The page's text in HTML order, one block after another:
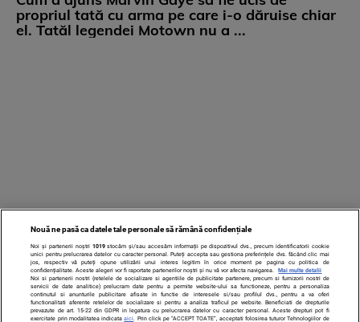
propriul tată cu arma pe care i-o dăruise chiar
el. Tatăl legendei Motown nu a ...
Nouă ne pasă ca datele tale personale să rămână confidențiale
Noi și partenerii noștri 1019stocăm și/sau accesăm informații pe dispozitivul dvs., precum identificatorii cookie
unici pentru prelucrarea datelor cu caracter personal. Puteți accepta sau gestiona preferințele dvs. făcând clic mai
jos, respectiv vă puteți opune utilizării unui interes legitim în orice moment pe pagina cu politica de
confidențialitate. Aceste alegeri vor fi raportate partenerilor noștri și nu vă vor afecta navigarea.
Mai multe detalii
Noi si partenerii nostri (retelele de socializare si agentiile de publicitate partenere, precum si furnizorii nostri de
servicii de date analitice) prelucram date pentru a permite website-ului sa functioneze, pentru a personaliza
continutul si anunturile publicitare afisate in functie de interesele si/sau profilul dvs., pentru a va oferi
functionalitati aferente retelelor de socializare si pentru a analiza traficul pe website. Beneficiati de drepturile
prevazute de art. 15-22 din GDPR in legatura cu prelucrarea datelor cu caracter personal. Aceste drepturi pot fi
exercitate prin modalitatea indicataaici . Prin click pe “ACCEPT TOATE”, acceptati folosirea tuturor Tehnologiilor de